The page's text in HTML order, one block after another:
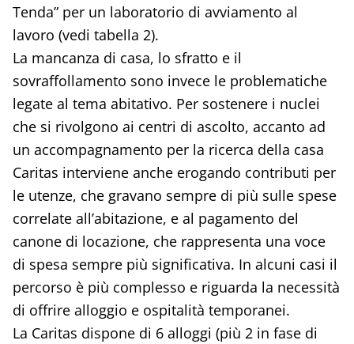
Tenda” per un laboratorio di avviamento al
lavoro (vedi tabella 2).
La mancanza di casa, lo sfratto e il
sovraffollamento sono invece le problematiche
legate al tema abitativo. Per sostenere i nuclei
che si rivolgono ai centri di ascolto, accanto ad
un accompagnamento per la ricerca della casa
Caritas interviene anche erogando contributi per
le utenze, che gravano sempre di più sulle spese
correlate all’abitazione, e al pagamento del
canone di locazione, che rappresenta una voce
di spesa sempre più significativa. In alcuni casi il
percorso è più complesso e riguarda la necessità
di offrire alloggio e ospitalità temporanei.
La Caritas dispone di 6 alloggi (più 2 in fase di